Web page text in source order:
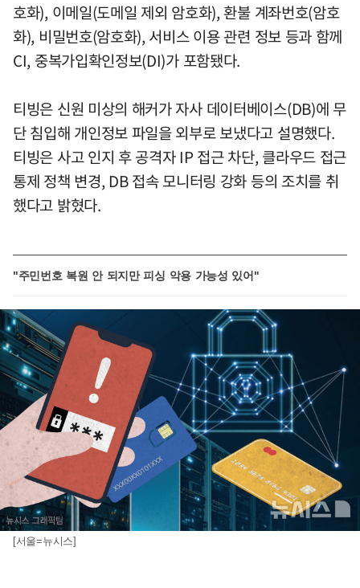
호화), 이메일(도메일 제외 암호화), 환불 계좌번호(암호
화), 비밀번호(암호화), 서비스 이용 관련 정보 등과 함께
CI, 중복가입확인정보(DI)가 포함됐다.
티빙은 신원 미상의 해커가 자사 데이터베이스(DB)에 무
단 침입해 개인정보 파일을 외부로 보냈다고 설명했다.
티빙은 사고 인지 후 공격자 IP 접근 차단, 클라우드 접근
통제 정책 변경, DB 접속 모니터링 강화 등의 조치를 취
했다고 밝혔다.
"주민번호 복원 안 되지만 피싱 악용 가능성 있어"
[서울=뉴시스]